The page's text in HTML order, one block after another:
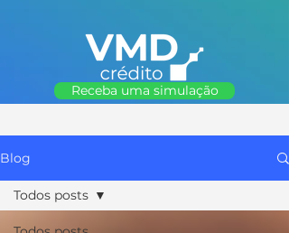
Receba uma simulação
Blog
Todos posts